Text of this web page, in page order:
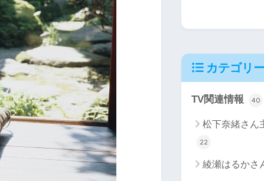
カテゴリー
TV関連情報 40
松下奈緒さん
22
綾瀬はるかさ